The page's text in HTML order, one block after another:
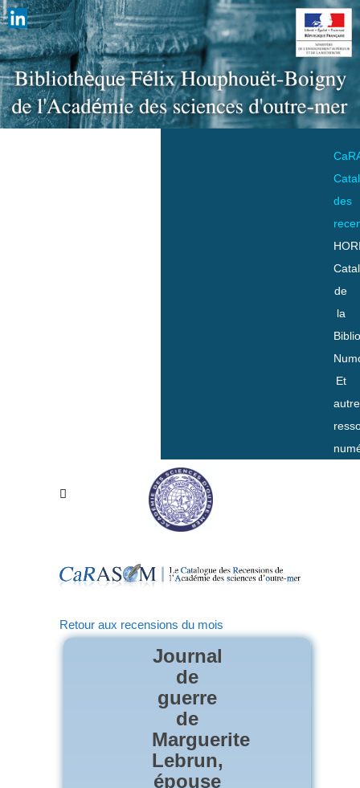
des
de
la
Et
Retour aux recensions du mois
Journal
de
guerre
de
Marguerite
Lebrun,
épouse